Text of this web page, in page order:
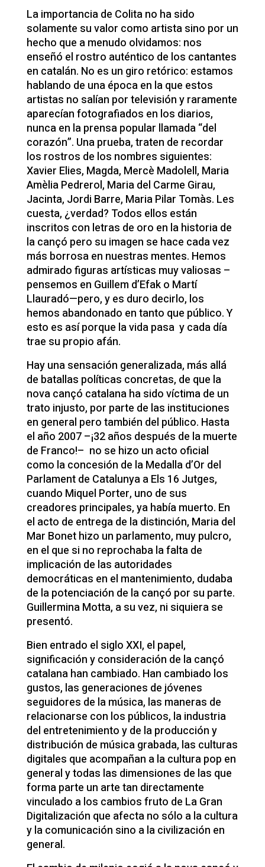
La importancia de Colita no ha sido
solamente su valor como artista sino por un
hecho que a menudo olvidamos: nos
enseñó el rostro auténtico de los cantantes
en catalán. No es un giro retórico: estamos
hablando de una época en la que estos
artistas no salían por televisión y raramente
aparecían fotografiados en los diarios,
nunca en la prensa popular llamada “del
corazón”. Una prueba, traten de recordar
los rostros de los nombres siguientes:
Xavier Elies, Magda, Mercè Madolell, Maria
Amèlia Pedrerol, Maria del Carme Girau,
Jacinta, Jordi Barre, Maria Pilar Tomàs. Les
cuesta, ¿verdad? Todos ellos están
inscritos con letras de oro en la historia de
la cançó pero su imagen se hace cada vez
más borrosa en nuestras mentes. Hemos
admirado figuras artísticas muy valiosas –
pensemos en Guillem d’Efak o Martí
Llauradó—pero, y es duro decirlo, los
hemos abandonado en tanto que público. Y
esto es así porque la vida pasa y cada día
trae su propio afán.
Hay una sensación generalizada, más allá
de batallas políticas concretas, de que la
nova cançó catalana ha sido víctima de un
trato injusto, por parte de las instituciones
en general pero también del público. Hasta
el año 2007 –¡32 años después de la muerte
de Franco!– no se hizo un acto oficial
como la concesión de la Medalla d’Or del
Parlament de Catalunya a Els 16 Jutges,
cuando Miquel Porter, uno de sus
creadores principales, ya había muerto. En
el acto de entrega de la distinción, Maria del
Mar Bonet hizo un parlamento, muy pulcro,
en el que si no reprochaba la falta de
implicación de las autoridades
democráticas en el mantenimiento, dudaba
de la potenciación de la cançó por su parte.
Guillermina Motta, a su vez, ni siquiera se
presentó.
Bien entrado el siglo XXI, el papel,
significación y consideración de la cançó
catalana han cambiado. Han cambiado los
gustos, las generaciones de jóvenes
seguidores de la música, las maneras de
relacionarse con los públicos, la industria
del entretenimiento y de la producción y
distribución de música grabada, las culturas
digitales que acompañan a la cultura pop en
general y todas las dimensiones de las que
forma parte un arte tan directamente
vinculado a los cambios fruto de La Gran
Digitalización que afecta no sólo a la cultura
y la comunicación sino a la civilización en
general.